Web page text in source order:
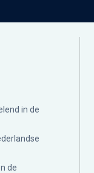
in de
de